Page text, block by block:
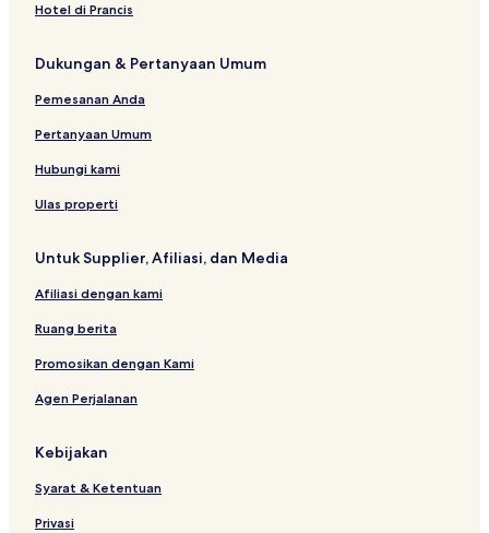
Hotel di Prancis
Dukungan & Pertanyaan Umum
Pemesanan Anda
Pertanyaan Umum
Hubungi kami
Ulas properti
Untuk Supplier, Afiliasi, dan Media
Afiliasi dengan kami
Ruang berita
Promosikan dengan Kami
Agen Perjalanan
Kebijakan
Syarat & Ketentuan
Privasi